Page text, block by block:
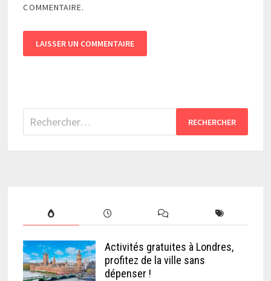
COMMENTAIRE.
Rechercher :
Activités gratuites à Londres,
profitez de la ville sans
dépenser !